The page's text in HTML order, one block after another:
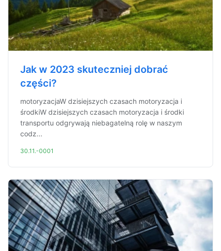
Jak w 2023 skuteczniej dobrać
części?
motoryzacjaW dzisiejszych czasach motoryzacja i
środkiW dzisiejszych czasach motoryzacja i środki
transportu odgrywają niebagatelną rolę w naszym
codz...
30.11.-0001